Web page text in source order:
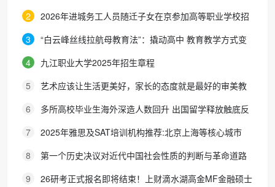
新区华美双语学校签约剑桥英语体系教学示范学校
2
2026年进城务工人员随迁子女在京参加高等职业学校招
生考试报名通知
3
“白云峰丝线拉航母教育法”：撬动高中 教育教学方式变
化的必要途径
4
九江职业大学2025年招生章程
5
艺术应该让生活更美好，家长的态度就是最好的审美教
育！
6
多所高校毕业生海外深造人数回升 出国留学释放触底反
弹信号
7
2025年雅思及SAT培训机构推荐:北京上海等核心城市
TOP5榜单
8
第一个历史决议对近代中国社会性质的判断与革命道路
的确立
9
26研考正式报名即将结束！上财滴水湖高金MF金融硕士